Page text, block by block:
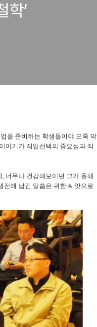
학’
을 준비하는 학생들이야 오죽 막
야기가 직업선택의 중요성과 직
너무나 건강해보이던 그가 올해
전에 남긴 말씀은 귀한 씨앗으로